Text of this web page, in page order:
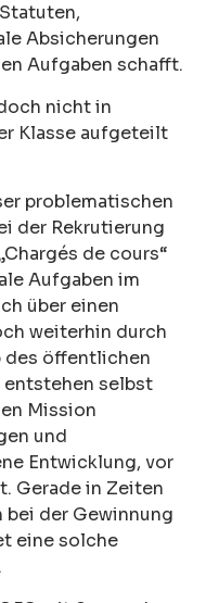
Absicherungen
Aufgaben schafft.
nicht in
Klasse aufgeteilt
problematischen
der Rekrutierung
de cours“
Aufgaben im
über einen
weiterhin durch
des öffentlichen
selbst
Mission
und
Entwicklung, vor
Gerade in Zeiten
der Gewinnung
eine solche